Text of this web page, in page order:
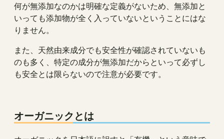
何が無添加なのかは明確な定義がないため、無添加と
いっても添加物が全く入っていないということにはな
りません。
また、天然由来成分でも安全性が確認されていないも
のも多く、特定の成分が無添加だからといって必ずし
も安全とは限らないので注意が必要です。
オーガニックとは